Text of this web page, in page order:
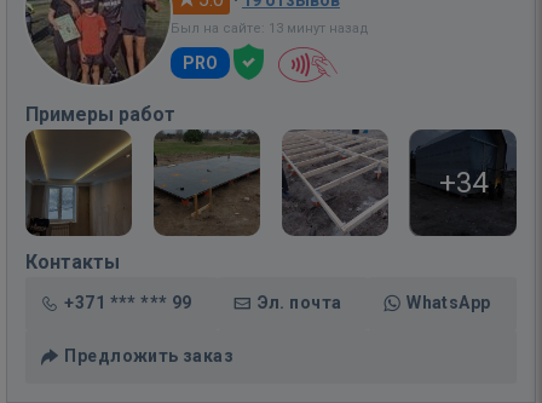
Был на сайте: 13 минут назад
PRO
Примеры работ
+34
Контакты
+371 *** *** 99 Эл. почта WhatsApp
Предложить заказ